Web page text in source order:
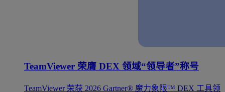
TeamViewer 荣膺 DEX 领域“领导者”称号
TeamViewer 荣获 2026 Gartner® 魔力象限™ DEX 工具领